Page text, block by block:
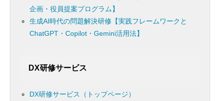
企画・役員提案プログラム】
生成AI時代の問題解決研修【実践フレームワークと
ChatGPT・Copilot・Gemini活用法】
DX研修サービス
DX研修サービス（トップページ）